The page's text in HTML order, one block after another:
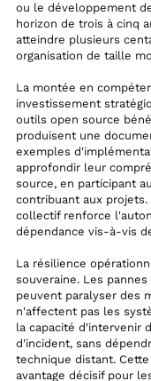
ou le développement
horizon de trois à cinq
atteindre plusieurs
organisation de taille
La montée en
investissement
outils open source
produisent une
exemples
approfondir leur
source, en participant
contribuant aux
collectif renforce
dépendance vis-à-vis
La résilience
souveraine. Les
peuvent paralyser des
n'affectent pas les
la capacité d'intervenir
d'incident, sans
technique distant.
avantage décisif pour